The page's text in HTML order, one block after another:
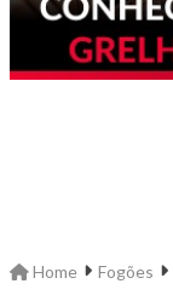
Home Fogões